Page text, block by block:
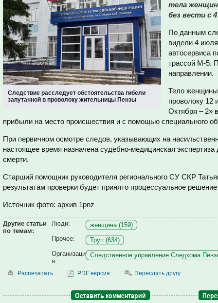
Следствие расследует обстоятельства гибели
запутанной в проволоку жительницы Пензы
тела
без вести с
По данным
видели 4
автосервиса
трассой М-5.
направлении.
Тело
проволоку 12
Октября – 2»
прибыли на место происшествия и с помощью специального
При первичном осмотре следов, указывающих на
настоящее время назначена судебно-медицинская
смерти.
Старший помощник руководителя регионального СУ СКР
результатам проверки будет принято процессуальное
Источник фото: архив 1pnz
Другие статьи
по темам:
Люди:
женщина (159)
Прочее:
Труп (634)
Организаци
я:
Следственное управление Следкома
Распечатать PDF версия Переслать другу
Оставить комментарий